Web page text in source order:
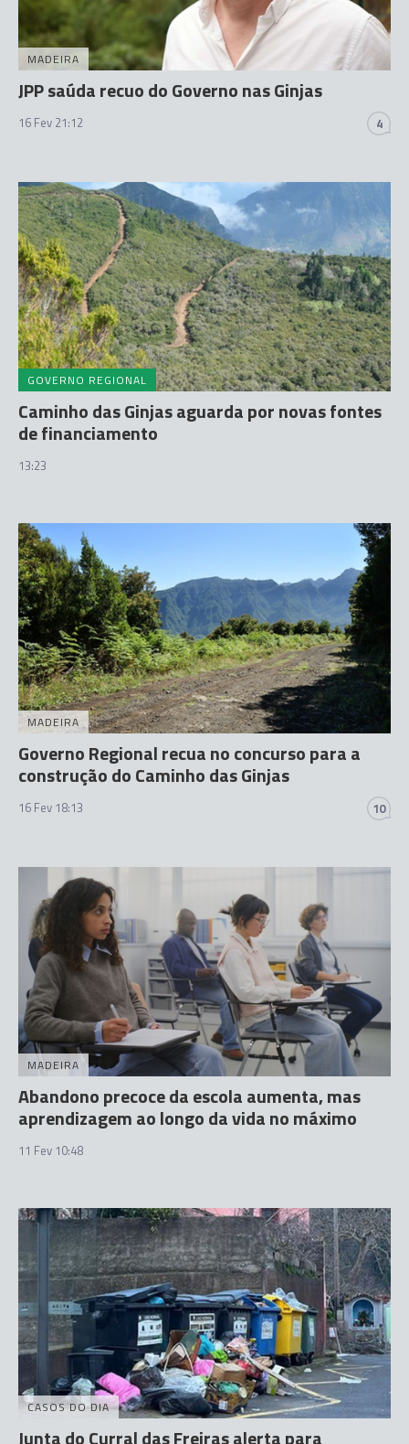
MADEIRA
JPP saúda recuo do Governo nas Ginjas
16 Fev 21:12 4
GOVERNO REGIONAL
Caminho das Ginjas aguarda por novas fontes
de financiamento
13:23
MADEIRA
Governo Regional recua no concurso para a
construção do Caminho das Ginjas
16 Fev 18:13 10
MADEIRA
Abandono precoce da escola aumenta, mas
aprendizagem ao longo da vida no máximo
11 Fev 10:48
CASOS DO DIA
Junta do Curral das Freiras alerta para